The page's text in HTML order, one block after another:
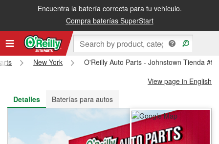
Encuentra la batería correcta para tu vehículo.
Compra baterías SuperStart
Recibe tu orden gratis al día siguiente o recógela en la tienda
New York
O'Reilly Auto Parts - Johnstown Tienda
View page in English
Detalles
Baterías para autos